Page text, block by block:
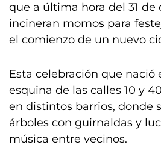
que a última hora del 31 de
incineran momos para
el comienzo de un nuevo
Esta celebración que nació
esquina de las calles 10 y
en distintos barrios, donde
árboles con guirnaldas y
música entre vecinos.